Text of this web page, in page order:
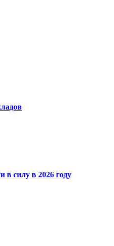
в силу в 2026 году